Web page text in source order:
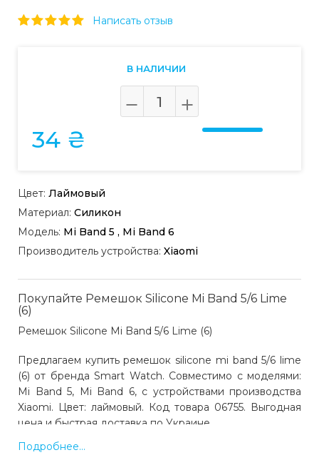
Написать отзыв
В НАЛИЧИИ
34 ₴
Цвет: Лаймовый
Материал: Силикон
Модель: Mi Band 5 , Mi Band 6
Производитель устройства: Xiaomi
Покупайте Ремешок Silicone Mi Band 5/6 Lime
(6)
Ремешок Silicone Mi Band 5/6 Lime (6)
Предлагаем купить ремешок silicone mi band 5/6 lime
(6) от бренда Smart Watch. Совместимо с моделями:
Mi Band 5, Mi Band 6, с устройствами производства
Xiaomi. Цвет: лаймовый. Код товара 06755. Выгодная
цена и быстрая доставка по Украине.
Подробнее...